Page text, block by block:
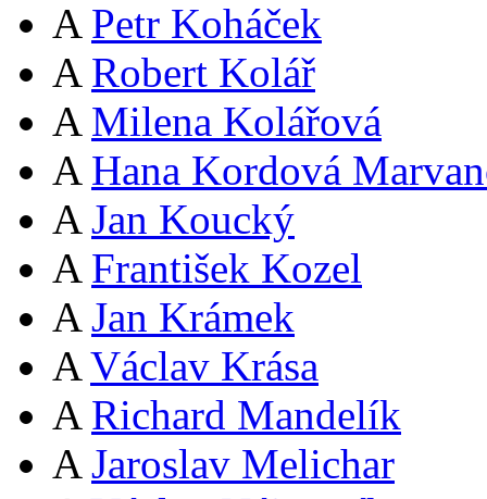
A Petr Koháček
A Robert Kolář
A Milena Kolářová
A Hana Kordová
A Jan Koucký
A František Kozel
A Jan Krámek
A Václav Krása
A Richard Mandelík
A Jaroslav Melichar